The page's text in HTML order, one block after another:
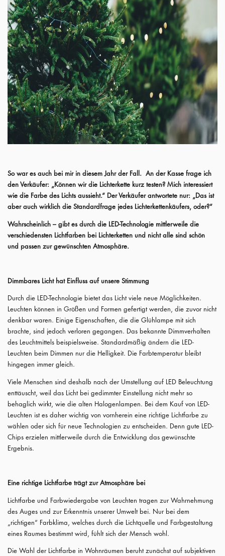
So war es auch bei mir in diesem Jahr der Fall. An der Kasse frage ich
den Verkäufer: „Können wir die Lichterkette kurz testen? Mich interessiert
wie die Farbe des Lichts aussieht.“ Der Verkäufer antwortete nur: „Das ist
aber auch wirklich die Standardfrage jedes Lichterkettenkäufers, oder?“
Wahrscheinlich – gibt es durch die LED-Technologie mittlerweile die
verschiedensten Lichtfarben bei Lichterketten und nicht alle sind schön
und passen zur gewünschten Atmosphäre.
Dimmbares Licht hat Einfluss auf unsere Stimmung
Durch die LED-Technologie bietet das Licht viele neue Möglichkeiten.
Leuchten können in Größen und Formen gefertigt werden, die zuvor nicht
denkbar waren. Einige Eigenschaften, die die Glühlampe mit sich
brachte, sind jedoch verloren gegangen. Das bekannte Dimmverhalten
des Leuchtmittels beispielsweise. Standardmäßig ändern die LED-
Leuchten beim Dimmen nur die Helligkeit. Die Farbtemperatur bleibt
hingegen immer gleich.
Viele Menschen sind deshalb nach der Umstellung auf LED Beleuchtung
enttäuscht, weil das Licht bei gedimmter Einstellung nicht mehr so
behaglich wirkt, wie die alten Halogenlampen. Bei dem Kauf von LED-
Leuchten ist es daher wichtig von vornherein eine richtige Lichtfarbe zu
wählen oder sich für neue Technologien zu entscheiden. Denn gute LED-
Chips erzielen mittlerweile durch die Entwicklung das gewünschte
Ergebnis.
Eine richtige Lichtfarbe trägt zur Atmosphäre bei
Lichtfarbe und Farbwiedergabe von Leuchten tragen zur Wahrnehmung
des Auges und zur Erkenntnis unserer Umwelt bei. Nur bei dem
„richtigen“ Farbklima, welches durch die Lichtquelle und Farbgestaltung
eines Raumes bestimmt wird, fühlt sich der Mensch wohl.
Die Wahl der Lichtfarbe in Wohnräumen beruht zunächst auf subjektiven